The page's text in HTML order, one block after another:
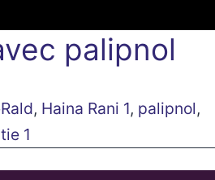
palipnol
, Haina Rani 1, palipnol,
1